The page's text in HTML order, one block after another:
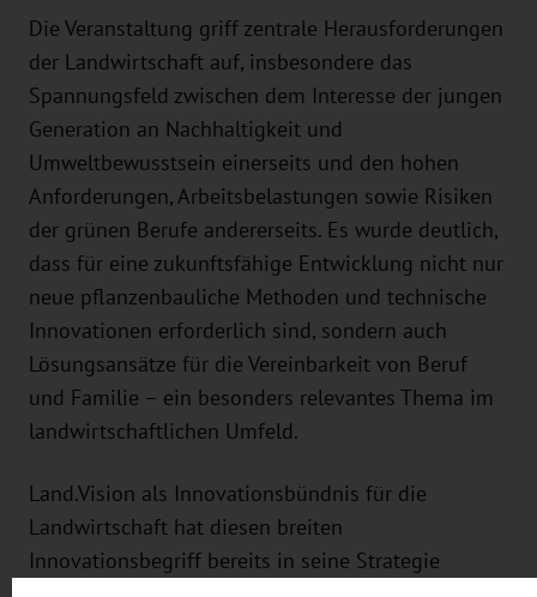
Die Veranstaltung griff zentrale Herausforderungen
der Landwirtschaft auf, insbesondere das
Spannungsfeld zwischen dem Interesse der jungen
Generation an Nachhaltigkeit und
Umweltbewusstsein einerseits und den hohen
Anforderungen, Arbeitsbelastungen sowie Risiken
der grünen Berufe andererseits. Es wurde deutlich,
dass für eine zukunftsfähige Entwicklung nicht nur
neue pflanzenbauliche Methoden und technische
Innovationen erforderlich sind, sondern auch
Lösungsansätze für die Vereinbarkeit von Beruf
und Familie – ein besonders relevantes Thema im
landwirtschaftlichen Umfeld.
Land.Vision als Innovationsbündnis für die
Landwirtschaft hat diesen breiten
Innovationsbegriff bereits in seine Strategie